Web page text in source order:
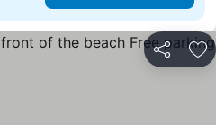
Partager